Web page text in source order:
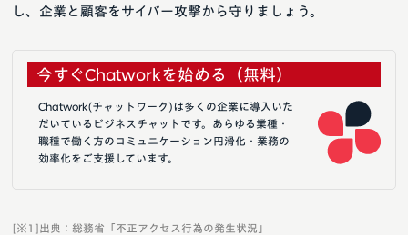
し、企業と顧客をサイバー攻撃から守りましょう。
今すぐChatworkを始める（無料）
Chatwork(チャットワーク)は多くの企業に導入いた
だいているビジネスチャットです。あらゆる業種・
職種で働く方のコミュニケーション円滑化・業務の
効率化をご支援しています。
[※1]出典：総務省「不正アクセス行為の発生状況」